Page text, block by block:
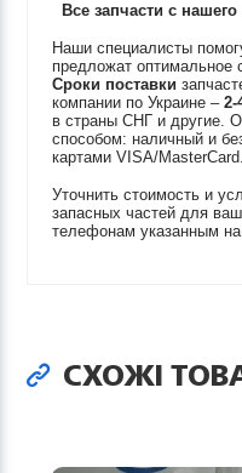
Все запчасти с
Наши специалисты
предложат оптимальное
Сроки поставки
компании по Украине –2-
в страны СНГ и другие.
способом: наличный и
картами VISA/MasterCard.
Уточнить стоимость и
запасных частей для
телефонам указанным
СХОЖІ